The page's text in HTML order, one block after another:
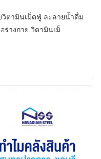
ตามินเม็ดฟู่ ละลายน้ำดื่ม
ร่างกาย วิตามินเม็